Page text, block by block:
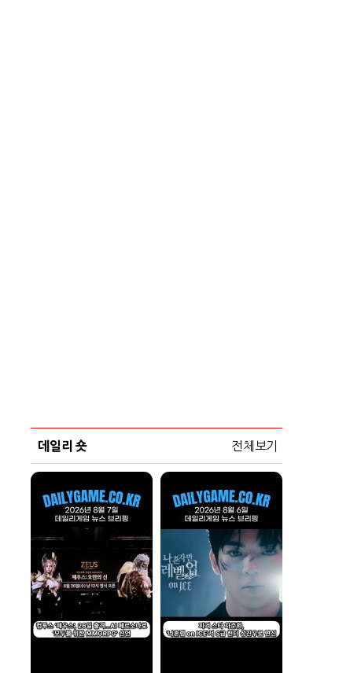
데일리 숏 전체보기